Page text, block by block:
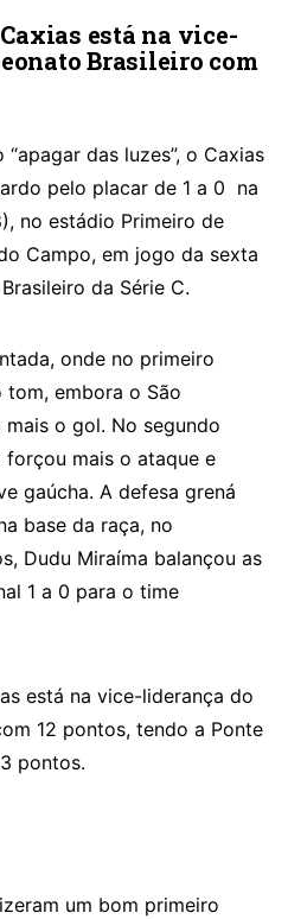
está na vice-
Brasileiro com
das luzes”, o Caxias
pelo placar de 1 a 0 na
no estádio Primeiro de
Campo, em jogo da sexta
da Série C.
onde no primeiro
embora o São
o gol. No segundo
mais o ataque e
gaúcha. A defesa grená
base da raça, no
Dudu Miraíma balançou as
1 a 0 para o time
está na vice-liderança do
12 pontos, tendo a Ponte
pontos.
um bom primeiro